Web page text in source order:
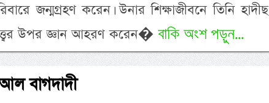
জন্মগ্রহণ করেন। উনার শিক্ষাজীবনে তিনি হাদীছ
উপর জ্ঞান আহরণ করেন� বাকি অংশ পড়ুন...
বাগদাদী